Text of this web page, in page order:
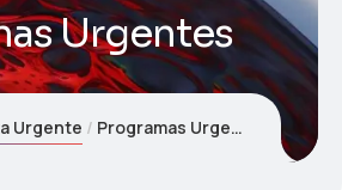
Urgentes
Urgente Programas Urgentes